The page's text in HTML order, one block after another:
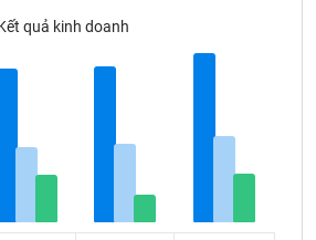
quả kinh doanh
Chỉ số Chứng